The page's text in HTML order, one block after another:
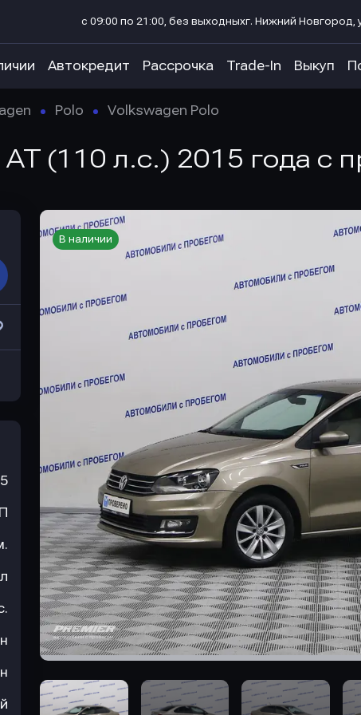
с 09:00 по 21:00, без выходныхг. Нижний Новгород,
Автокредит Рассрочка Trade-In Выкуп
Polo Volkswagen Polo
(110 л.с.) 2015 года с
В наличии